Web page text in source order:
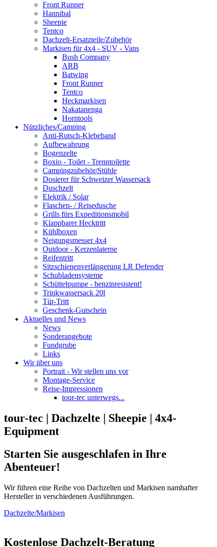
Front Runner
Hannibal
Sheepie
Tentco
Dachzelt-Ersatzteile/Zubehör
Markisen für 4x4 - SUV - Vans
Bush Company
ARB
Batwing
Front Runner
Tentco
Heckmarkisen
Nakatanenga
Horntools
Nützliches/Camping
Anti-Rutsch-Klebeband
Aufbewahrung
Bogenzelte
Boxio - Toilet - Trenntoilette
Campingzubehör/Stühle
Dosierer für Schweizer Wassersack
Duschzelt
Elektrik / Solar
Flaschen- / Reisedusche
Grills fürs Expeditionsmobil
Klappbarer Hecktritt
Kühlboxen
Neigungsmesser 4x4
Outdoor - Kerzenlaterne
Reifentritt
Sitzschienenverlängerung LR Defender
Schubladensysteme
Schüttelpumpe - benzinresistent!
Trinkwassersack 20l
Tür-Tritt
Geschenk-Gutschein
Aktuelles und News
News
Sonderangebote
Fundgrube
Links
Wir über uns
Portrait - Wir stellen uns vor
Montage-Service
Reise-Impressionen
tour-tec unterwegs...
tour-tec | Dachzelte | Sheepie | 4x4-
Equipment
Starten Sie ausgeschlafen in Ihre
Abenteuer!
Wir führen eine Reihe von Dachzelten und Markisen namhafter
Hersteller in verschiedenen Ausführungen.
Dachzelte/Markisen
Kostenlose Dachzelt-Beratung